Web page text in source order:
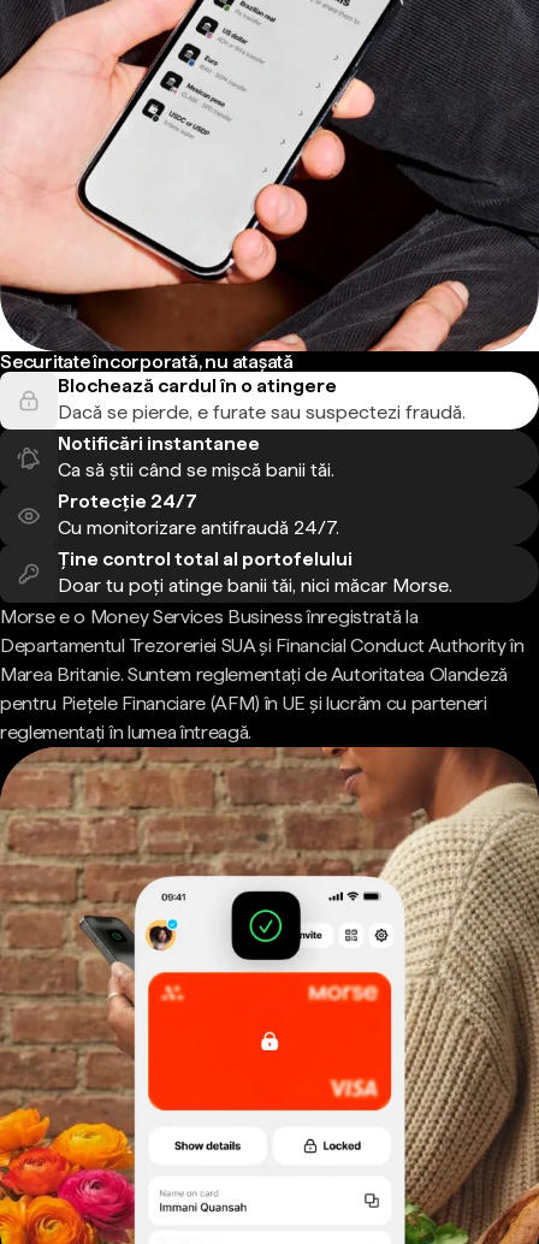
Securitate încorporată, nu atașată
Blochează cardul în o atingere
Dacă se pierde, e furate sau suspectezi fraudă.
Notificări instantanee
Ca să știi când se mișcă banii tăi.
Protecție 24/7
Cu monitorizare antifraudă 24/7.
Ține control total al portofelului
Doar tu poți atinge banii tăi, nici măcar Morse.
Morse e o Money Services Business înregistrată la
Departamentul Trezoreriei SUA și Financial Conduct Authority în
Marea Britanie. Suntem reglementați de Autoritatea Olandeză
pentru Piețele Financiare (AFM) în UE și lucrăm cu parteneri
reglementați în lumea întreagă.